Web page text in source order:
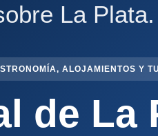
La Plata.
ALOJAMIENTOS Y
de La